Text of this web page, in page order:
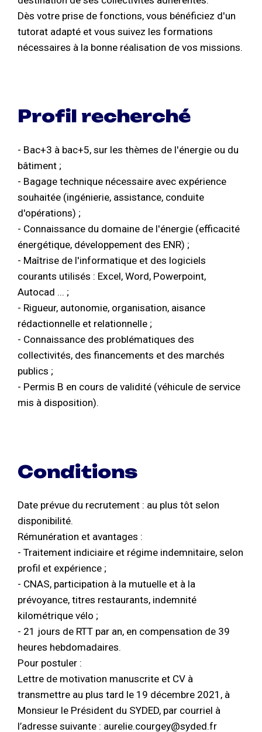
Dès votre prise de fonctions, vous bénéficiez d'un
tutorat adapté et vous suivez les formations
nécessaires à la bonne réalisation de vos missions.
Profil recherché
- Bac+3 à bac+5, sur les thèmes de l'énergie ou du
bâtiment ;
- Bagage technique nécessaire avec expérience
souhaitée (ingénierie, assistance, conduite
d'opérations) ;
- Connaissance du domaine de l'énergie (efficacité
énergétique, développement des ENR) ;
- Maîtrise de l'informatique et des logiciels
courants utilisés : Excel, Word, Powerpoint,
Autocad ... ;
- Rigueur, autonomie, organisation, aisance
rédactionnelle et relationnelle ;
- Connaissance des problématiques des
collectivités, des financements et des marchés
publics ;
- Permis B en cours de validité (véhicule de service
mis à disposition).
Conditions
Date prévue du recrutement : au plus tôt selon
disponibilité.
Rémunération et avantages :
- Traitement indiciaire et régime indemnitaire, selon
profil et expérience ;
- CNAS, participation à la mutuelle et à la
prévoyance, titres restaurants, indemnité
kilométrique vélo ;
- 21 jours de RTT par an, en compensation de 39
heures hebdomadaires.
Pour postuler :
Lettre de motivation manuscrite et CV à
transmettre au plus tard le 19 décembre 2021, à
Monsieur le Président du SYDED, par courriel à
l’adresse suivante : aurelie.courgey@syded.fr